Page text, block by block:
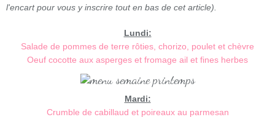
l'encart pour vous y inscrire tout en bas de cet article).
Lundi:
Salade de pommes de terre rôties, chorizo, poulet et chèvre
Oeuf cocotte aux asperges et fromage ail et fines herbes
Mardi:
Crumble de cabillaud et poireaux au parmesan